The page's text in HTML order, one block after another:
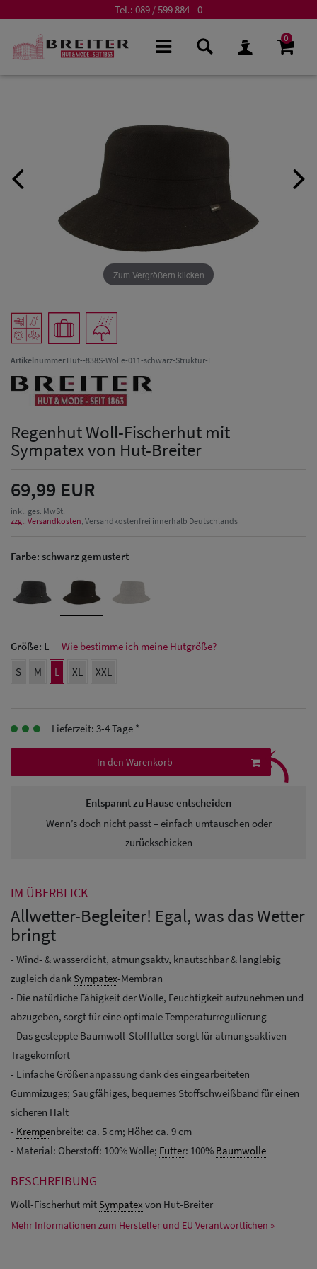
Tel.: 089 / 599 884 - 0
0
Herren
Baseball Cpas
& Visoren
Zum Vergrößern klicken
ArtikelnummerHut--838S-Wolle-011-schwarz-Struktur-L
Regenhut Woll-Fischerhut mit
Sympatex von Hut-Breiter
69,99 EUR
inkl. ges. MwSt.
zzgl. Versandkosten, Versandkostenfrei innerhalb Deutschlands
Farbe: schwarz gemustert
Größe: L
Wie bestimme ich meine Hutgröße?
S
M L XL XXL
Lieferzeit: 3-4 Tage *
In den Warenkorb
Entspannt zu Hause entscheiden
Wenn’s doch nicht passt – einfach umtauschen oder
zurückschicken
⤹
IM ÜBERBLICK
Allwetter-Begleiter! Egal, was das Wetter
bringt
- Wind- & wasserdicht, atmungsaktv, knautschbar & langlebig
zugleich dank Sympatex-Membran
- Die natürliche Fähigkeit der Wolle, Feuchtigkeit aufzunehmen und
abzugeben, sorgt für eine optimale Temperaturregulierung
- Das gesteppte Baumwoll-Stofffutter sorgt für atmungsaktiven
Tragekomfort
- Einfache Größenanpassung dank des eingearbeiteten
Gummizuges; Saugfähiges, bequemes Stoffschweißband für einen
sicheren Halt
- Krempenbreite: ca. 5 cm; Höhe: ca. 9 cm
- Material: Oberstoff: 100% Wolle; Futter: 100% Baumwolle
BESCHREIBUNG
Woll-Fischerhut mit Sympatex von Hut-Breiter
Mehr Informationen zum Hersteller und EU Verantwortlichen »